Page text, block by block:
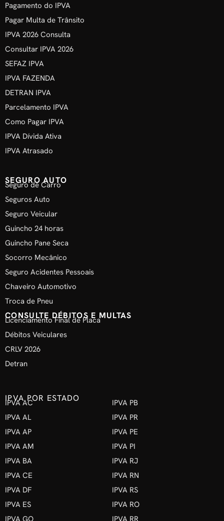
Pagamento do IPVA
Pagar Multa de Trânsito
IPVA 2026 Consulta
Consultar IPVA 2026
SEFAZ IPVA
IPVA FAZENDA
DETRAN IPVA
Parcelamento IPVA
Como Pagar IPVA
IPVA Dívida Ativa
IPVA Atrasado
SEGURO AUTO
Seguro de Carro
Seguros Auto
Seguro Veicular
Guincho 24 horas
Guincho Pane Seca
Socorro Mecânico
Seguro Acidentes Pessoais
Chaveiro Automotivo
Troca de Pneu
CONSULTE DÉBITOS E MULTAS
Licenciamento Final de Placa
Débitos Veiculares
CRLV 2026
Detran
IPVA POR ESTADO
IPVA AC
IPVA AL
IPVA AP
IPVA AM
IPVA BA
IPVA CE
IPVA DF
IPVA ES
IPVA PB
IPVA PR
IPVA PE
IPVA PI
IPVA RJ
IPVA RN
IPVA RS
IPVA RO